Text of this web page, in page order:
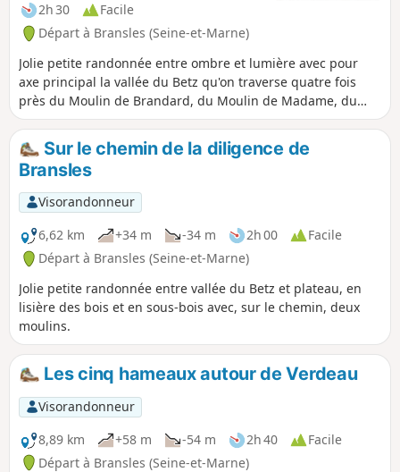
2h 30
Facile
Départ à Bransles (Seine-et-Marne)
Jolie petite randonnée entre ombre et lumière avec pour
axe principal la vallée du Betz qu'on traverse quatre fois
près du Moulin de Brandard, du Moulin de Madame, du
Moulin de Cusset (plus visible) et du Moulin de Gros lot.
Sur le chemin de la diligence de
Bransles
Visorandonneur
6,62 km
+34 m -34 m 2h 00
Facile
Départ à Bransles (Seine-et-Marne)
Jolie petite randonnée entre vallée du Betz et plateau, en
lisière des bois et en sous-bois avec, sur le chemin, deux
moulins.
Les cinq hameaux autour de Verdeau
Visorandonneur
8,89 km
+58 m -54 m 2h 40
Facile
Départ à Bransles (Seine-et-Marne)